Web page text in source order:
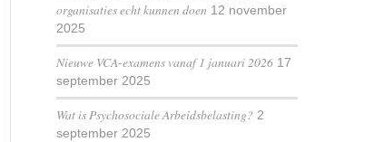
organisaties echt kunnen doen 12 november
2025
Nieuwe VCA-examens vanaf 1 januari 2026 17
september 2025
Wat is Psychosociale Arbeidsbelasting? 2
september 2025